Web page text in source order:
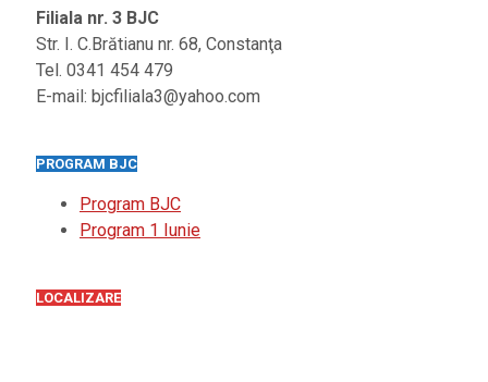
Filiala nr. 3 BJC
Str. I. C.Brătianu nr. 68, Constanţa
Tel. 0341 454 479
E-mail: bjcfiliala3@yahoo.com
PROGRAM BJC
Program BJC
Program 1 Iunie
LOCALIZARE